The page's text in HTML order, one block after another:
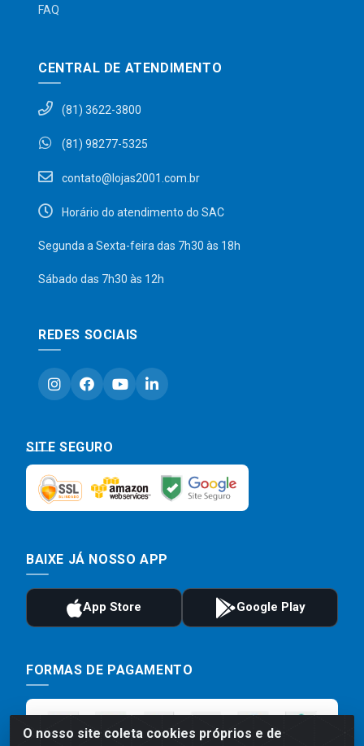
O nosso site coleta cookies próprios e de
FAQ
CENTRAL DE ATENDIMENTO
(81) 3622-3800
(81) 98277-5325
contato@lojas2001.com.br
Horário do atendimento do SAC
Segunda a Sexta-feira das 7h30 às 18h
Sábado das 7h30 às 12h
REDES SOCIAIS
SITE SEGURO
BAIXE JÁ NOSSO APP
FORMAS DE PAGAMENTO